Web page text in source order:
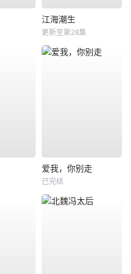
江海潮生
更新至第28集
爱我，你别走
已完结